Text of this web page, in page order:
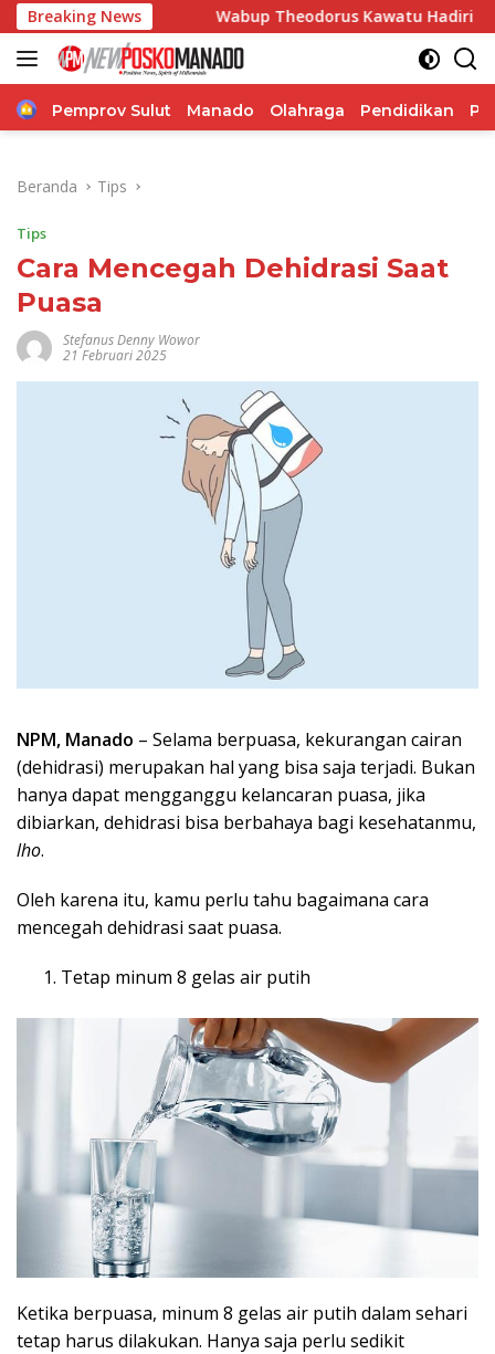
Langsung
ke
konten
Breaking News
Wabup Theodorus Kawatu Hadiri HUT ke-166 Desa
Home
Pemprov Sulut Manado Olahraga Pendidikan
Beranda Tips
Tips
Cara Mencegah Dehidrasi Saat
Puasa
Stefanus Denny Wowor
21 Februari 2025
NPM, Manado – Selama berpuasa, kekurangan cairan
(dehidrasi) merupakan hal yang bisa saja terjadi. Bukan
hanya dapat mengganggu kelancaran puasa, jika
dibiarkan, dehidrasi bisa berbahaya bagi kesehatanmu,
lho.
Oleh karena itu, kamu perlu tahu bagaimana cara
mencegah dehidrasi saat puasa.
Tetap minum 8 gelas air putih
Ketika berpuasa, minum 8 gelas air putih dalam sehari
tetap harus dilakukan. Hanya saja perlu sedikit